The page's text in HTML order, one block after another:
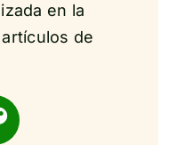
en la
de